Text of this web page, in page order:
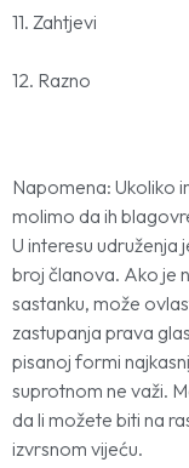
11. Zahtjevi
12. Razno
Napomena: Ukoliko
molimo da ih
U interesu udruženja
broj članova. Ako je
sastanku, može
zastupanja prava
pisanoj formi
suprotnom ne važi.
da li možete biti na
izvrsnom vijeću.